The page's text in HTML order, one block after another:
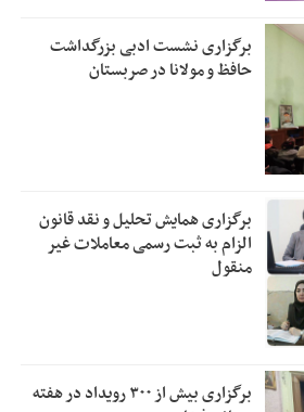
برگزاری نشست ادبی بزرگداشت
حافظ و مولانا در صربستان
برگزاری همایش تحلیل و نقد قانون
الزام به ثبت رسمی معاملات غیر
منقول
برگزاری بیش از ۳۰۰ رویداد در هفته